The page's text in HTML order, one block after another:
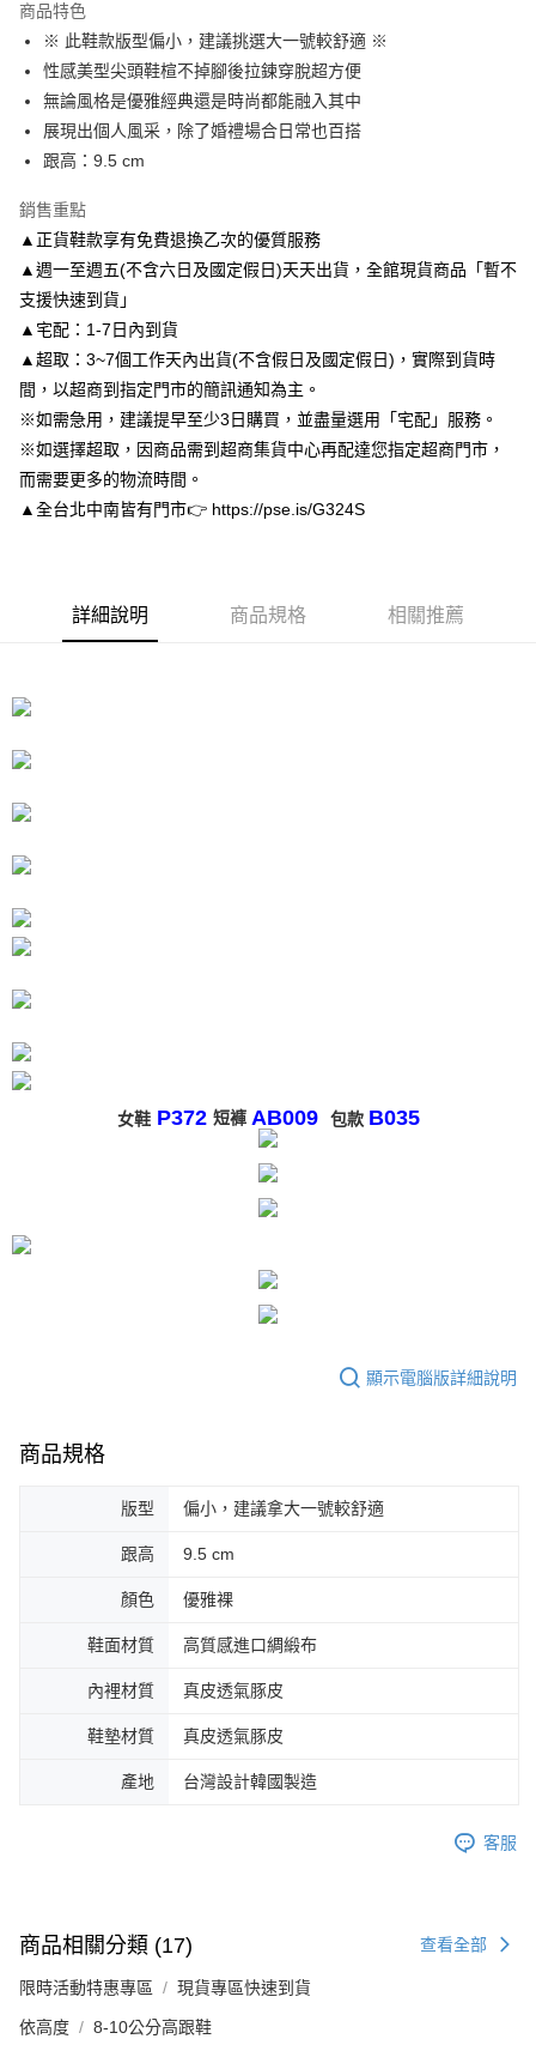
合作金庫商業銀行
華南商業銀行
彰化商業銀行
上海商業儲蓄銀行
台北富邦商業銀行
國泰世華商業銀行
兆豐國際商業銀行
臺灣中小企業銀行
台中商業銀行
匯豐（台灣）商業銀行
聯邦商業銀行
元大商業銀行
台新國際商業銀行
中國信託商業銀行
台灣樂天信用卡公司
6 期 0 利率 每期
華南商業銀行
彰化商業銀行
上海商業儲蓄銀行
台北富邦商業銀行
國泰世華商業銀行
兆豐國際商業銀行
臺灣中小企業銀行
聯邦商業銀行
元大商業銀行
永豐商業銀行
玉山商業銀行
星展（台灣）商業銀行
台新國際商業銀行
台灣樂天信用卡公司
LINE Pay
Apple Pay
街口支付
悠遊付
Google Pay
【關於「AFTEE先享後付」】
AFTEE先享後付是「在收到商品之後才付款」的支付方式。 讓您購物簡單
便利好安心！
１．簡單：不需註冊會員、不需綁卡、不需儲值。
２．便利：只要手機號碼，簡訊認證，即可結帳。
３．安心：先確認商品／服務後，再付款。
【「AFTEE先享後付」結帳流程】
１．於結帳方式選擇「AFTEE先享後付」後，將跳轉至「AFTEE先享後付」
ATM／網路銀行／等多元方式進行付款，方視為交易完成。
※ 請注意：結帳手續完成當下不需立刻繳費，但若您需要取消訂單，請聯絡
購買商品的店家。未經商家同意取消之訂單仍視為有效，需透過AFTEE先享
是否繳費成功／繳費後需取消欲退款等相關疑問，請聯繫「AFTEE先享後付
【注意事項】
易，需依本服務之必要範圍內提供個人資料，並將交易相關給付款項請求債
２．關於個人資料處理事宜，請瀏覽以下網址：
「AFTEE先享後付」，若未經同意申辦者引起之損失，本公司不負相關責
任。
時審查核予不同之上限額度；若仍有額度不足之情形，本公司將視審查結果
請求用戶進行身份認證。
恩沛科技股份有限公司將有權停止該用戶之使用額度並採取法律行動。
ATM付款
運送方式
付款後全家取貨
每筆NT$80，滿NT$3,000(含以上)免運費
每筆NT$80，滿NT$3,000(含以上)免運費
每筆NT$220
海外宅配
商品特色
※ 此鞋款版型偏小，建議挑選大一號較舒適 ※
性感美型尖頭鞋楦不掉腳後拉鍊穿脫超方便
無論風格是優雅經典還是時尚都能融入其中
展現出個人風采，除了婚禮場合日常也百搭
跟高：9.5 cm
銷售重點
▲正貨鞋款享有免費退換乙次的優質服務
▲週一至週五(不含六日及國定假日)天天出貨，全館現貨商品「暫不
支援快速到貨」
▲宅配：1-7日內到貨
▲超取：3~7個工作天內出貨(不含假日及國定假日)，實際到貨時
間，以超商到指定門市的簡訊通知為主。
※如需急用，建議提早至少3日購買，並盡量選用「宅配」服務。
※如選擇超取，因商品需到超商集貨中心再配達您指定超商門市，
而需要更多的物流時間。
▲全台北中南皆有門市👉 https://pse.is/G324S
詳細說明 商品規格 相關推薦
女鞋 P372 短褲 AB009 包款 B035
顯示電腦版詳細說明
商品規格
版型 偏小，建議拿大一號較舒適
跟高 9.5 cm
顏色 優雅裸
鞋面材質 高質感進口綢緞布
內裡材質 真皮透氣豚皮
鞋墊材質 真皮透氣豚皮
產地 台灣設計韓國製造
客服
商品相關分類 (17) 查看全部
限時活動特惠專區 現貨專區快速到貨
依高度 8-10公分高跟鞋